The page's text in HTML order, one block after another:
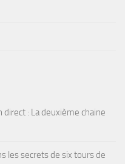
direct : La deuxième chaine
les secrets de six tours de